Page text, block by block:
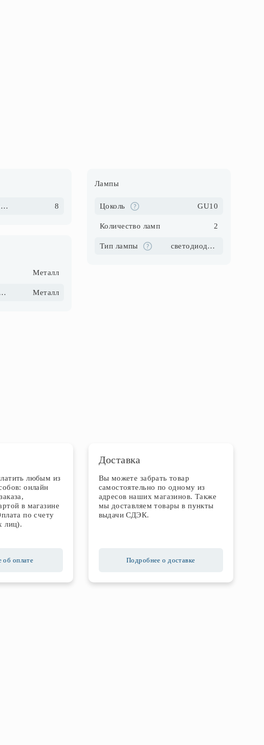
Высота минимальная, см 8
Лампы
Цоколь GU10
Количество ламп 2
Тип лампы светодиодные
Металл
арматуры Металл
любым из
онлайн
в магазине
по счету
лиц).
об оплате
Доставка
Вы можете забрать товар
самостоятельно по одному из
адресов наших магазинов. Также
мы доставляем товары в пункты
выдачи СДЭК.
Подробнее о доставке